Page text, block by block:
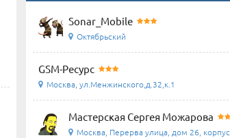
Sonar_Mobile
Октябрьский
GSM-Ресурс
Москва, ул.Менжинского,д.32,к.1
Мастерская Сергея Можарова
Москва, Перерва улица, дом 26, корпус 1, домофон ...